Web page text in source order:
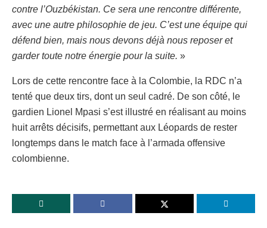
contre l’Ouzbékistan. Ce sera une rencontre différente,
avec une autre philosophie de jeu. C’est une équipe qui
défend bien, mais nous devons déjà nous reposer et
garder toute notre énergie pour la suite. »
Lors de cette rencontre face à la Colombie, la RDC n’a
tenté que deux tirs, dont un seul cadré. De son côté, le
gardien Lionel Mpasi s’est illustré en réalisant au moins
huit arrêts décisifs, permettant aux Léopards de rester
longtemps dans le match face à l’armada offensive
colombienne.